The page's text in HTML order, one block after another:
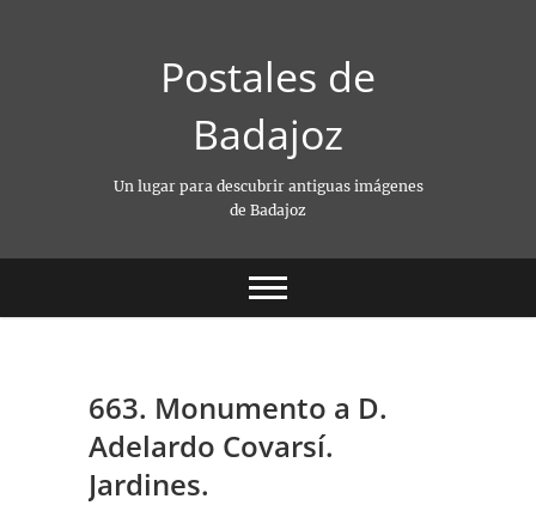
Postales de
Badajoz
Un lugar para descubrir antiguas imágenes
de Badajoz
663. Monumento a D.
Adelardo Covarsí.
Jardines.